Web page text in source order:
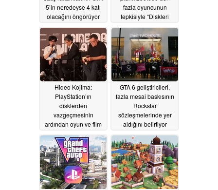
5’in neredeyse 4 katı
olacağını öngörüyor
07/17/2026
fazla oyuncunun
tepkisiyle “Diskleri
imza kampanyasını
tetikledi07/10/2026
Hideo Kojima:
PlayStation’ın
disklerden
vazgeçmesinin
ardından oyun ve film
hizmetleri nedeniyle
tehlikeye girebilir
07/07/2026
GTA 6 geliştiricileri,
fazla mesai baskısının
Rockstar
sözleşmelerinde yer
aldığını belirtiyor
07/06/2026